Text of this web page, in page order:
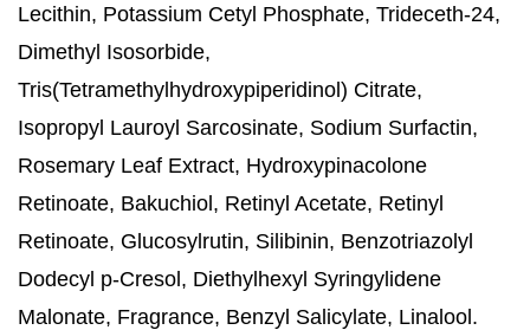
Lecithin, Potassium Cetyl Phosphate, Trideceth-24,
Dimethyl Isosorbide,
Tris(Tetramethylhydroxypiperidinol) Citrate,
Isopropyl Lauroyl Sarcosinate, Sodium Surfactin,
Rosemary Leaf Extract, Hydroxypinacolone
Retinoate, Bakuchiol, Retinyl Acetate, Retinyl
Retinoate, Glucosylrutin, Silibinin, Benzotriazolyl
Dodecyl p-Cresol, Diethylhexyl Syringylidene
Malonate, Fragrance, Benzyl Salicylate, Linalool.